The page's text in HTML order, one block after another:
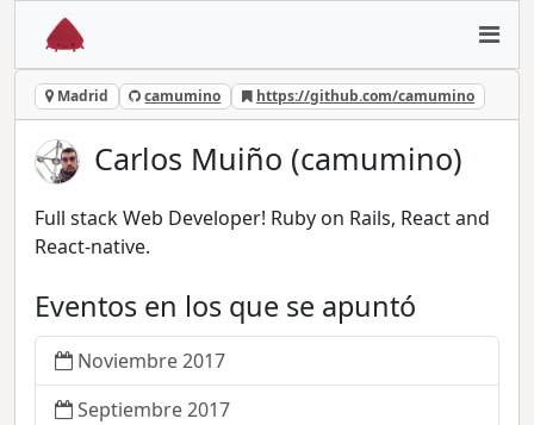
Madrid camumino https://github.com/camumino
Carlos Muiño (camumino)
Full stack Web Developer! Ruby on Rails, React and
React-native.
Eventos en los que se apuntó
Noviembre 2017
Septiembre 2017